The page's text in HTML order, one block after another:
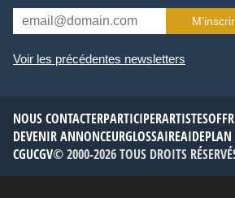
Voir les précédentes newsletters
NOUS CONTACTERPARTICIPERARTISTES
DEVENIR ANNONCEURGLOSSAIREAIDE
CGUCGV© 2000-2026 TOUS DROITS